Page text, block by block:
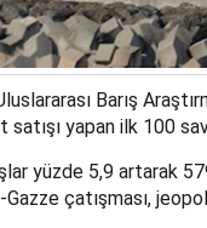
Barış
satışı yapan ilk 100
yüzde 5,9 artarak
Gazze çatışması,